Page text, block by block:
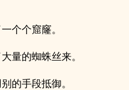
个个窟窿。
量的蜘蛛丝来。
的手段抵御。